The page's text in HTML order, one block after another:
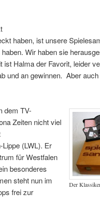
haben, ist unsere
Wir haben sie
ist Halma der Favorit, leider
und an gewinnen. Aber
Der
dem TV-
Zeiten nicht viel
(LWL). Er
für Westfalen
besonderes
steht nun im
frei zur